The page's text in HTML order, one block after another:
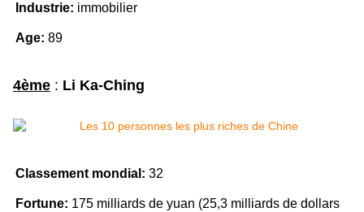
Industrie: immobilier
Age: 89
4ème : Li Ka-Ching
Classement mondial: 32
Fortune: 175 milliards de yuan (25,3 milliards de dollars